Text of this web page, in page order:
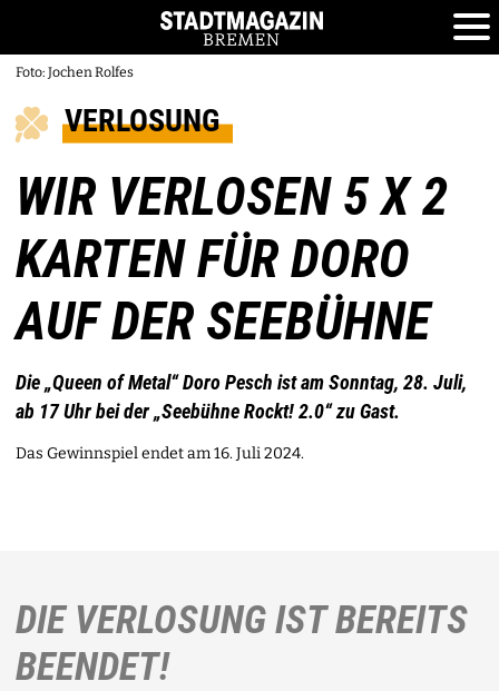
Foto: Jochen Rolfes
VERLOSUNG
WIR VERLOSEN 5 X 2
KARTEN FÜR DORO
AUF DER SEEBÜHNE
Die „Queen of Metal“ Doro Pesch ist am Sonntag, 28. Juli,
ab 17 Uhr bei der „Seebühne Rockt! 2.0“ zu Gast.
Das Gewinnspiel endet am 16. Juli 2024.
DIE VERLOSUNG IST BEREITS
BEENDET!